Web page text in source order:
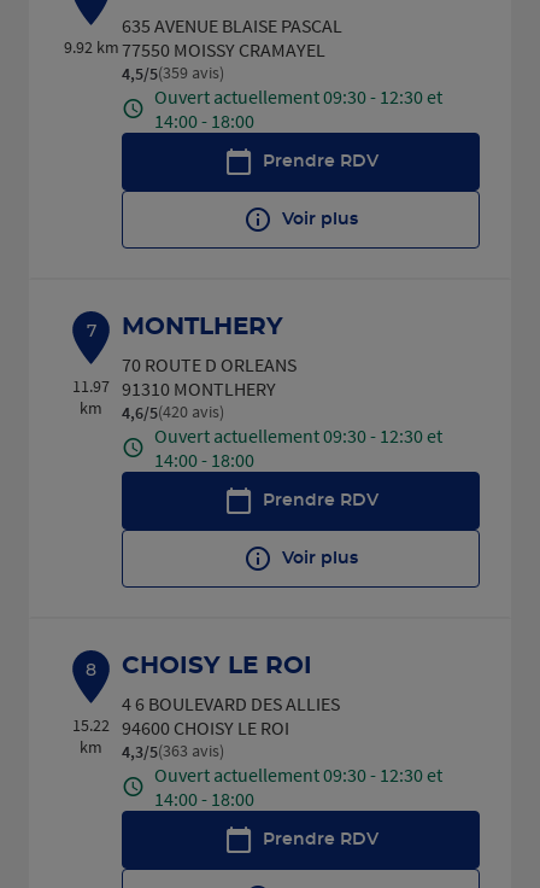
9.92 km
635 AVENUE BLAISE PASCAL
77550 MOISSY CRAMAYEL
4,5/5Note de 4.5 sur 5
(359 avis)
Ouvert actuellement 09:30 - 12:30 et
14:00 - 18:00
Prendre RDV
Voir plus
7
11.97
km
MONTLHERY
70 ROUTE D ORLEANS
91310 MONTLHERY
4,6/5Note de 4.6 sur 5
(420 avis)
Ouvert actuellement 09:30 - 12:30 et
14:00 - 18:00
Prendre RDV
Voir plus
8
15.22
km
CHOISY LE ROI
4 6 BOULEVARD DES ALLIES
94600 CHOISY LE ROI
4,3/5Note de 4.3 sur 5
(363 avis)
Ouvert actuellement 09:30 - 12:30 et
14:00 - 18:00
Prendre RDV